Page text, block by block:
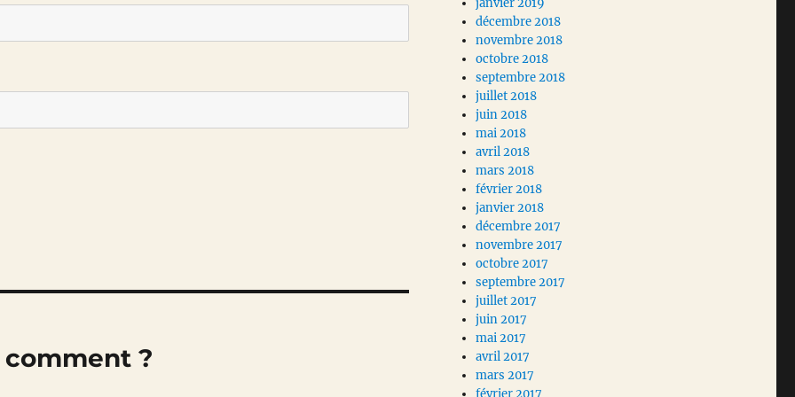
comment ?
janvier 2019
décembre 2018
novembre 2018
octobre 2018
septembre 2018
juillet 2018
juin 2018
mai 2018
avril 2018
mars 2018
février 2018
janvier 2018
décembre 2017
novembre 2017
octobre 2017
septembre 2017
juillet 2017
juin 2017
mai 2017
avril 2017
mars 2017
février 2017